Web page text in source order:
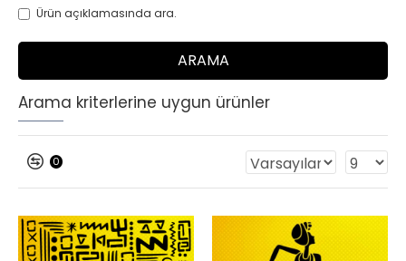
Ürün açıklamasında ara.
ARAMA
Arama kriterlerine uygun ürünler
0